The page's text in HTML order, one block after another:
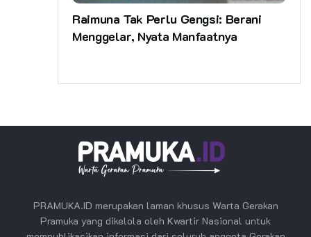
Raimuna Tak Perlu Gengsi: Berani
Menggelar, Nyata Manfaatnya
PRAMUKA.ID merupakan laman khusus Warta Gerakan
Pramuka yang dikelola oleh Kwartir Nasional untuk